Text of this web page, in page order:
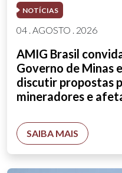
NOTÍCIAS
04 . AGOSTO . 2026
AMIG Brasil
Governo de Minas
discutir propostas
mineradores e
SAIBA MAIS